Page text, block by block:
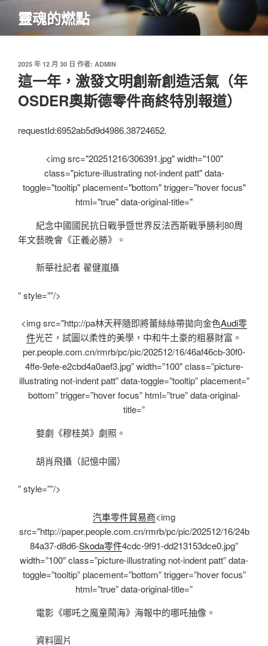
主
靈魂的燃點
發
佈
於
2025 年 12 月 30 日 作者: ADMIN
這一年，激發文明創新創造活氣（年
OSDER奧斯德零件商終特別報道）
requestId:6952ab5d9d4986.38724652.
<img src="20251216/306391.jpg" width="100"
class="picture-illustrating not-indent patt" data-
toggle="tooltip" placement="bottom" trigger="hover focus"
html="true" data-original-title="
紀念中國國民抗日戰爭暨世界反法西斯戰爭勝利80周
年文藝晚會《正義必勝》。
新華社記者 翟健嵐攝
” style=””/>
<img src="http://pa林天秤隨即將蕾絲絲帶拋向金色Audi零
件光芒，試圖以柔性的美學，中和牛土豪的粗暴財富。
per.people.com.cn/rmrb/pc/pic/202512/16/46af46cb-30f0-
4ffe-9efe-e2cbd4a0aef3.jpg” width=”100″ class=”picture-
illustrating not-indent patt” data-toggle=”tooltip” placement=”
bottom” trigger=”hover focus” html=”true” data-original-
title=”
婺劇《穆桂英》劇照。
胡肖飛攝（記憶中國）
” style=””/>
汽車零件貿易商<img
src="http://paper.people.com.cn/rmrb/pc/pic/202512/16/24b
84a37-d8d6-Skoda零件4cdc-9f91-dd213153dce0.jpg”
width=”100″ class=”picture-illustrating not-indent patt” data-
toggle=”tooltip” placement=”bottom” trigger=”hover focus”
html=”true” data-original-title=”
電影《哪吒之魔童鬧海》海報中的哪吒抽像。
資料圖片